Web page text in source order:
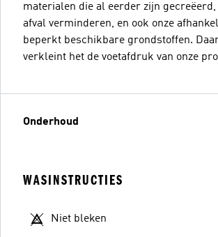
materialen die al eerder zijn
afval verminderen, en ook onze
beperkt beschikbare grondstoffen.
verkleint het de voetafdruk van onze
Onderhoud
WASINSTRUCTIES
Niet bleken